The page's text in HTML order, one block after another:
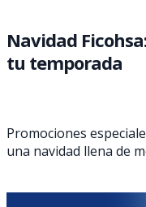
Navidad
tu temporada
Promociones
una navidad llena de